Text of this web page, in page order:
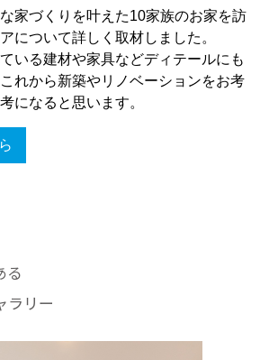
家づくりを叶えた10家族のお家を訪
について詳しく取材しました。
いる建材や家具などディテールにも
れから新築やリノベーションをお考
になると思います。
る
ラリー